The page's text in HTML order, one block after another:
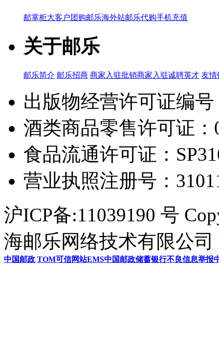
邮掌柜大客户团购邮乐海外站邮乐代购手机充值
关于邮乐
邮乐简介 邮乐招商 商家入驻批销商家入驻诚聘英才 友情
出版物经营许可证编
酒类商品零售许可证：
食品流通许可证：
营业执照注册号：
沪ICP备:11039190 号
海邮乐网络技术有限公司
中国邮政 TOM可信网站EMS中国邮政储蓄银行不良信息举报